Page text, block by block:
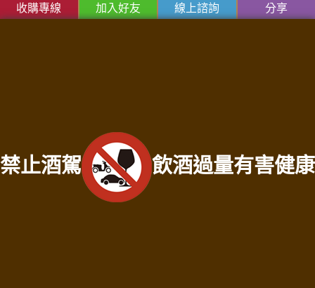
收購流程│收購品項│收購知識庫│免費諮詢│老酒仙老酒收購
購、苗栗縣通霄鎮老酒收購、苗栗縣苑裡鎮老酒收購、苗栗縣苗栗市老酒收購、
苗栗縣造橋鄉老酒收購、苗栗縣頭屋鄉老酒收購、苗栗縣公館鄉老酒收購、苗栗
縣大湖鄉老酒收購、苗栗縣泰安鄉老酒收購、苗栗縣銅鑼鄉老酒收購、苗栗縣三
義鄉老酒收購、苗栗縣西湖鄉老酒收購、苗栗縣卓蘭鎮老酒收購
收購專線 加入好友 線上諮詢 分享
禁止酒駕 飲酒過量有害健康